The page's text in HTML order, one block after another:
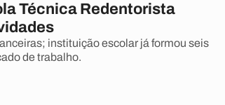
Técnica Redentorista
instituição escolar já formou seis
de trabalho.